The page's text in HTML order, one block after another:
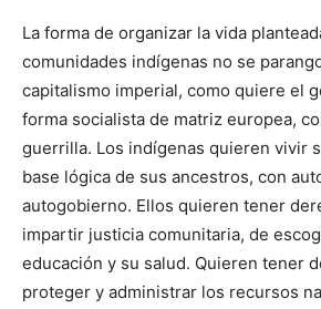
La forma de organizar la vida
comunidades indígenas no se
capitalismo imperial, como quiere el
forma socialista de matriz europea,
guerrilla. Los indígenas quieren vivir
base lógica de sus ancestros, con
autogobierno. Ellos quieren tener
impartir justicia comunitaria, de
educación y su salud. Quieren tener
proteger y administrar los recursos